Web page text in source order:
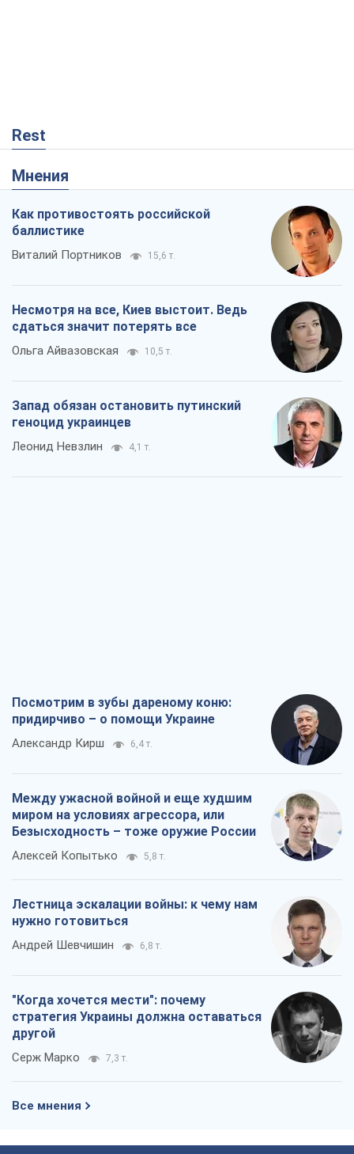
Rest
Мнения
Как противостоять российской
баллистике
Виталий Портников 15,6 т.
Несмотря на все, Киев выстоит. Ведь
сдаться значит потерять все
Ольга Айвазовская 10,5 т.
Запад обязан остановить путинский
геноцид украинцев
Леонид Невзлин 4,1 т.
Посмотрим в зубы дареному коню:
придирчиво – о помощи Украине
Александр Кирш 6,4 т.
Между ужасной войной и еще худшим
миром на условиях агрессора, или
Безысходность – тоже оружие России
Алексей Копытько 5,8 т.
Лестница эскалации войны: к чему нам
нужно готовиться
Андрей Шевчишин 6,8 т.
"Когда хочется мести": почему
стратегия Украины должна оставаться
другой
Серж Марко 7,3 т.
Все мнения